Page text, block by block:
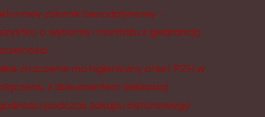
zbiornik bezodpływowy –
o wyborze i montażu z gwarancją
znaczenie ma higieniczny atest PZH w
z dokumentem deklaracji
podczas zakupu betonowego